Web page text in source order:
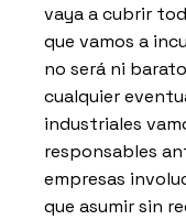
vaya a cubrir
que vamos a
no será ni
cualquier
industriales
responsables
empresas
que asumir sin